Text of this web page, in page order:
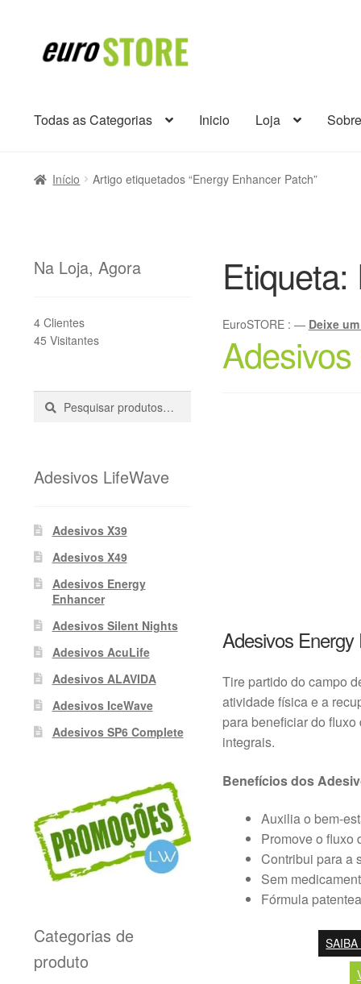
para
Saltar
para
Todas as Categorias
Inicio Loja
Início Artigo etiquetados “Energy Enhancer Patch”
Etiqueta:
EuroSTORE : — Deixe
Adesivos Energy
Tire partido do campo
atividade física e a
para beneficiar do
integrais.
Benefícios dos
Auxilia o bem-
Promove o fluxo
Contribui para a
Sem
Fórmula
Na Loja, Agora
4 Clientes
45 Visitantes
Pesquisar
Pesquisa
Adesivos LifeWave
Adesivos X39
Adesivos X49
Adesivos Energy
Enhancer
Adesivos Silent Nights
Adesivos AcuLife
Adesivos ALAVIDA
Adesivos IceWave
Adesivos SP6 Complete
Categorias de
produto